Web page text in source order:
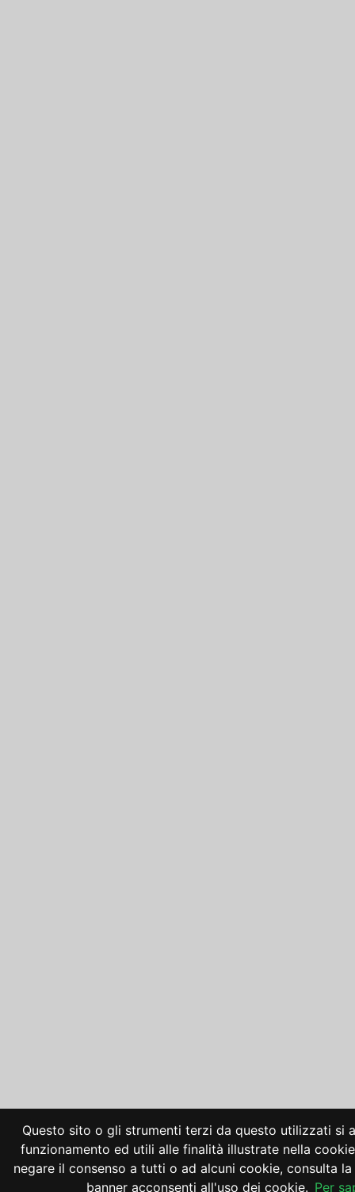
Questo sito o gli strumenti terzi da questo utilizzati si
funzionamento ed utili alle finalità illustrate nella
negare il consenso a tutti o ad alcuni cookie, consulta
banner acconsenti all'uso dei cookie. Per